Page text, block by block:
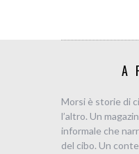
A
Morsi è storie di
l’altro. Un
informale che
del cibo. Un